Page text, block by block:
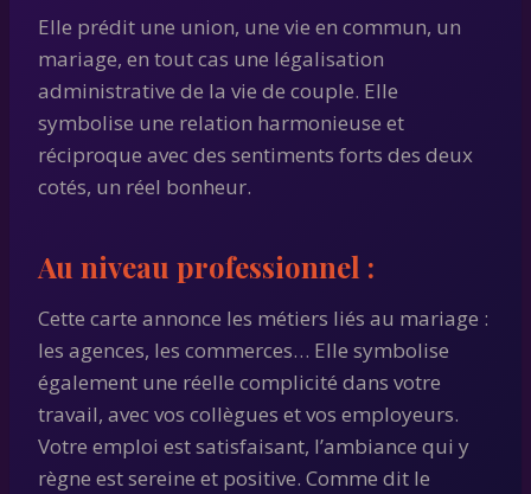
Elle prédit une union, une vie en commun, un
mariage, en tout cas une légalisation
administrative de la vie de couple. Elle
symbolise une relation harmonieuse et
réciproque avec des sentiments forts des deux
cotés, un réel bonheur.
Au niveau professionnel :
Cette carte annonce les métiers liés au mariage :
les agences, les commerces… Elle symbolise
également une réelle complicité dans votre
travail, avec vos collègues et vos employeurs.
Votre emploi est satisfaisant, l’ambiance qui y
règne est sereine et positive. Comme dit le